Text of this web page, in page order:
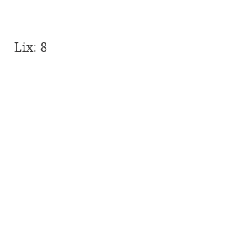
Lix: 8